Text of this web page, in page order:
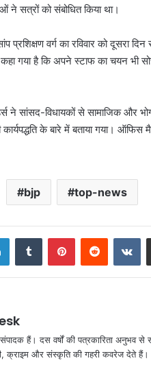
ने सत्रों को संबोधित किया था।
वर्ग का रविवार को दूसरा दिन
कहा गया है कि अपने स्टाफ का चयन
ने सांसद-विधायकों से सामाजिक और
के बारे में बताया गया।
bjp top-news
LinkedInTumblr PinterestReddit
हैं। दस वर्षों की पत्रकारिता
क्राइम और संस्कृति की गहरी कवरेज देते हैं।